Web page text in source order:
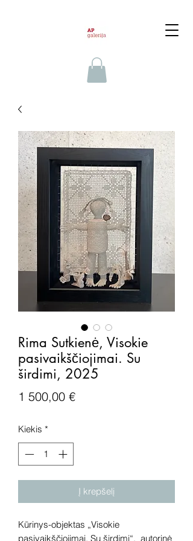
Rima Sutkienė, Visokie
pasivaikščiojimai. Su
širdimi, 2025
1 500,00 €Price
Kiekis *
Į krepšelį
Kūrinys-objektas „Visokie
pasivaikščiojimai. Su širdimi“, autorinė